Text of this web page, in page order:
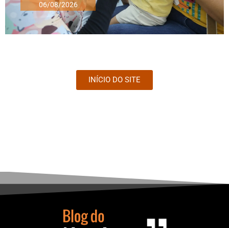
06/08/2026
INÍCIO DO SITE